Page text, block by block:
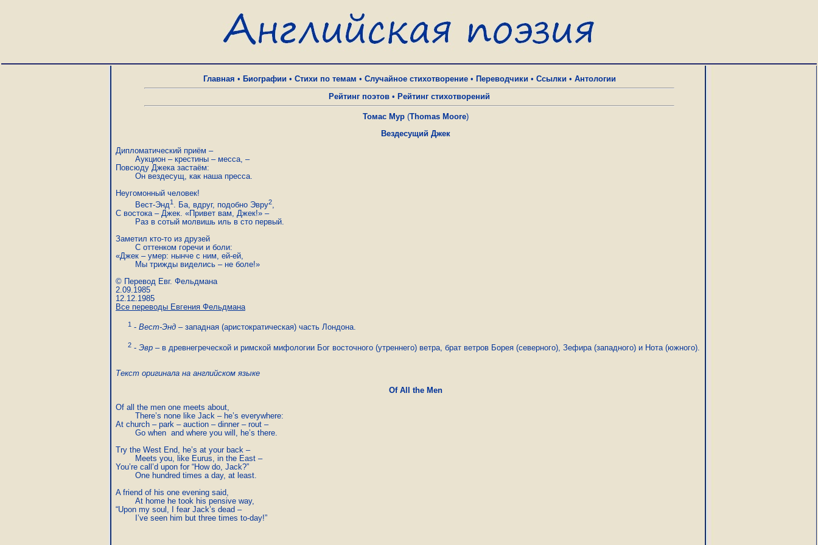
Главная • Биографии • Стихи по темам • Случайное стихотворение• Переводчики • Ссылки • Антологии
Рейтинг поэтов • Рейтинг стихотворений
Томас Мур(Thomas Moore)
Вездесущий Джек
Дипломатический приём –
Повсюду Джека застаём:
Неугомонный человек!
	Вест-Энд
1 . Ба, вдруг, подобно Эвру2,
С востока – Джек. «Привет вам, Джек!» –
Заметил кто-то из друзей
«Джек – умер: нынче с ним, ей-ей,
© Перевод Евг. Фельдмана
2.09.1985
Все переводы Евгения Фельдмана
1 - Вест-Энд – западная (аристократическая) часть Лондона.
2 - Эвр – в древнегреческой и римской мифологии Бог восточного (утреннего) ветра, брат ветров Борея (северного), Зефира (западного) и Нота (южного).
Текст оригинала на английском языке
Of All the Men
Of all the men one meets about,
At church – park – auction – dinner – rout –
Try the West End, he’s at your back –
You’re call’d upon for “How do, Jack?”
A friend of his one evening said,
“Upon my soul, I fear Jack’s dead –